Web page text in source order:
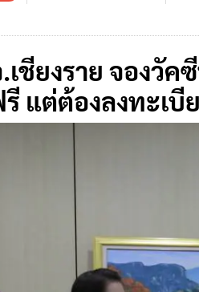
เชียงราย จองวั
แต่ต้องลงทะเบี